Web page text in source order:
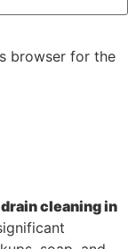
browser for the
drain cleaning in